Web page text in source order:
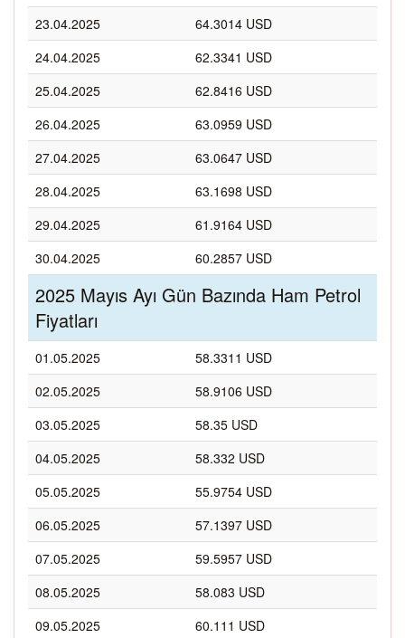
23.04.2025
64.3014 USD
24.04.2025
62.3341 USD
25.04.2025
62.8416 USD
26.04.2025
63.0959 USD
27.04.2025
63.0647 USD
28.04.2025
63.1698 USD
29.04.2025
61.9164 USD
30.04.2025
60.2857 USD
2025 Mayıs Ayı Gün Bazında Ham Petrol
Fiyatları
01.05.2025
58.3311 USD
02.05.2025
58.9106 USD
03.05.2025
58.35 USD
04.05.2025
58.332 USD
05.05.2025
55.9754 USD
06.05.2025
57.1397 USD
07.05.2025
59.5957 USD
08.05.2025
58.083 USD
09.05.2025
60.111 USD